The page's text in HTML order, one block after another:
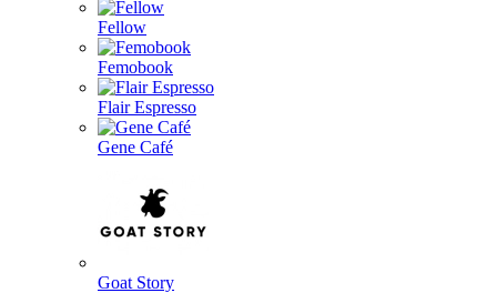
Fellow
Femobook
Flair Espresso
Gene Café
Goat Story